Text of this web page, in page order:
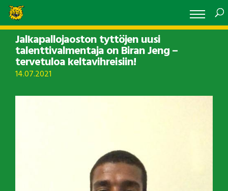
Jalkapallojaoston tyttöjen uusi
talenttivalmentaja on Biran Jeng –
tervetuloa keltavihreisiin!
14.07.2021